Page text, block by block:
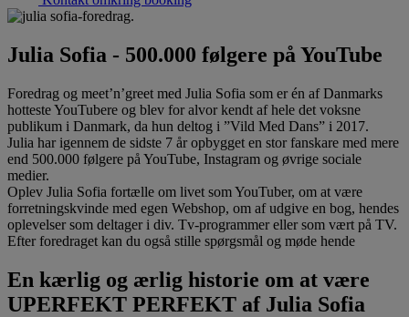
Julia Sofia - 500.000 følgere på YouTube
Foredrag og meet’n’greet med Julia Sofia som er én af Danmarks
hotteste YouTubere og blev for alvor kendt af hele det voksne
publikum i Danmark, da hun deltog i ”Vild Med Dans” i 2017.
Julia har igennem de sidste 7 år opbygget en stor fanskare med mere
end 500.000 følgere på YouTube, Instagram og øvrige sociale
medier.
Oplev Julia Sofia fortælle om livet som YouTuber, om at være
forretningskvinde med egen Webshop, om af udgive en bog, hendes
oplevelser som deltager i div. Tv-programmer eller som vært på TV.
Efter foredraget kan du også stille spørgsmål og møde hende
En kærlig og ærlig historie om at være
UPERFEKT PERFEKT af Julia Sofia